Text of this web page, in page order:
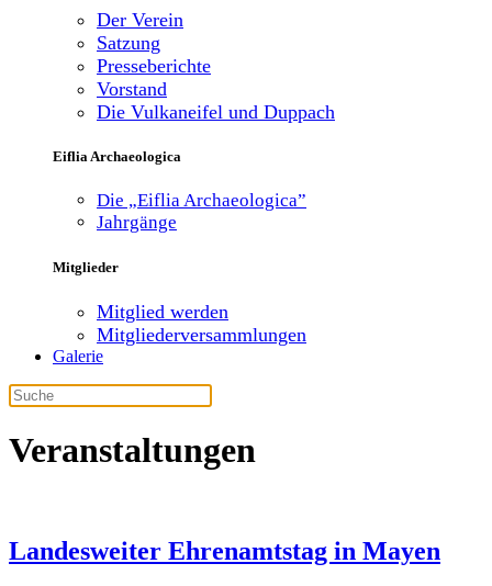
Der Verein
Satzung
Presseberichte
Vorstand
Die Vulkaneifel und Duppach
Eiflia Archaeologica
Die „Eiflia Archaeologica”
Jahrgänge
Mitglieder
Mitglied werden
Mitgliederversammlungen
Galerie
Veranstaltungen
Landesweiter Ehrenamtstag in Mayen